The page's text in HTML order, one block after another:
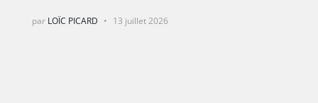
par LOÏC PICARD 13 juillet 2026